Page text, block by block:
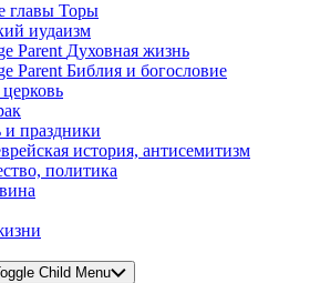
главы Торы
иудаизм
Parent Духовная жизнь
Parent Библия и богословие
и праздники
история, антисемитизм
политика
Child Menu